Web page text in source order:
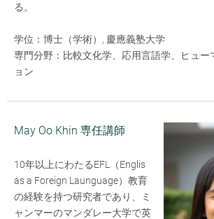
る。
学位：博士（学術）, 慶應義塾大学
専門分野：比較文化学、応用言語学、ヒュー
ョン
May Oo Khin 専任講師
10年以上にわたるEFL（Englis
as a Foreign Launguage）教育
の経験を持つ研究者であり、ミ
ャンマーのマンダレー大学で英